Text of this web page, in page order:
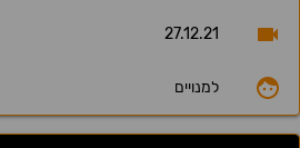
27.12.21
למנויים